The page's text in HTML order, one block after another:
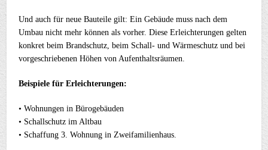
Und auch für neue Bauteile gilt: Ein Gebäude muss nach dem
Umbau nicht mehr können als vorher. Diese Erleichterungen gelten
konkret beim Brandschutz, beim Schall- und Wärmeschutz und bei
vorgeschriebenen Höhen von Aufenthaltsräumen.
Beispiele für Erleichterungen:
• Wohnungen in Bürogebäuden
• Schallschutz im Altbau
• Schaffung 3. Wohnung in Zweifamilienhaus.